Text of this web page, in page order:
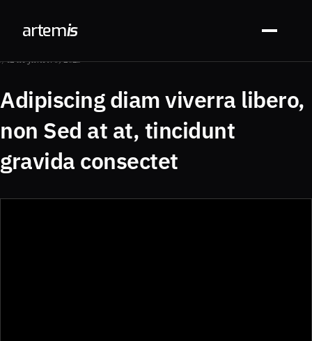
artemis
// 12 de janeiro, 2025
Adipiscing diam viverra libero,
non Sed at at, tincidunt
gravida consectet